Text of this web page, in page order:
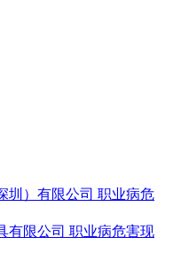
圳）有限公司 职业病危
有限公司 职业病危害现